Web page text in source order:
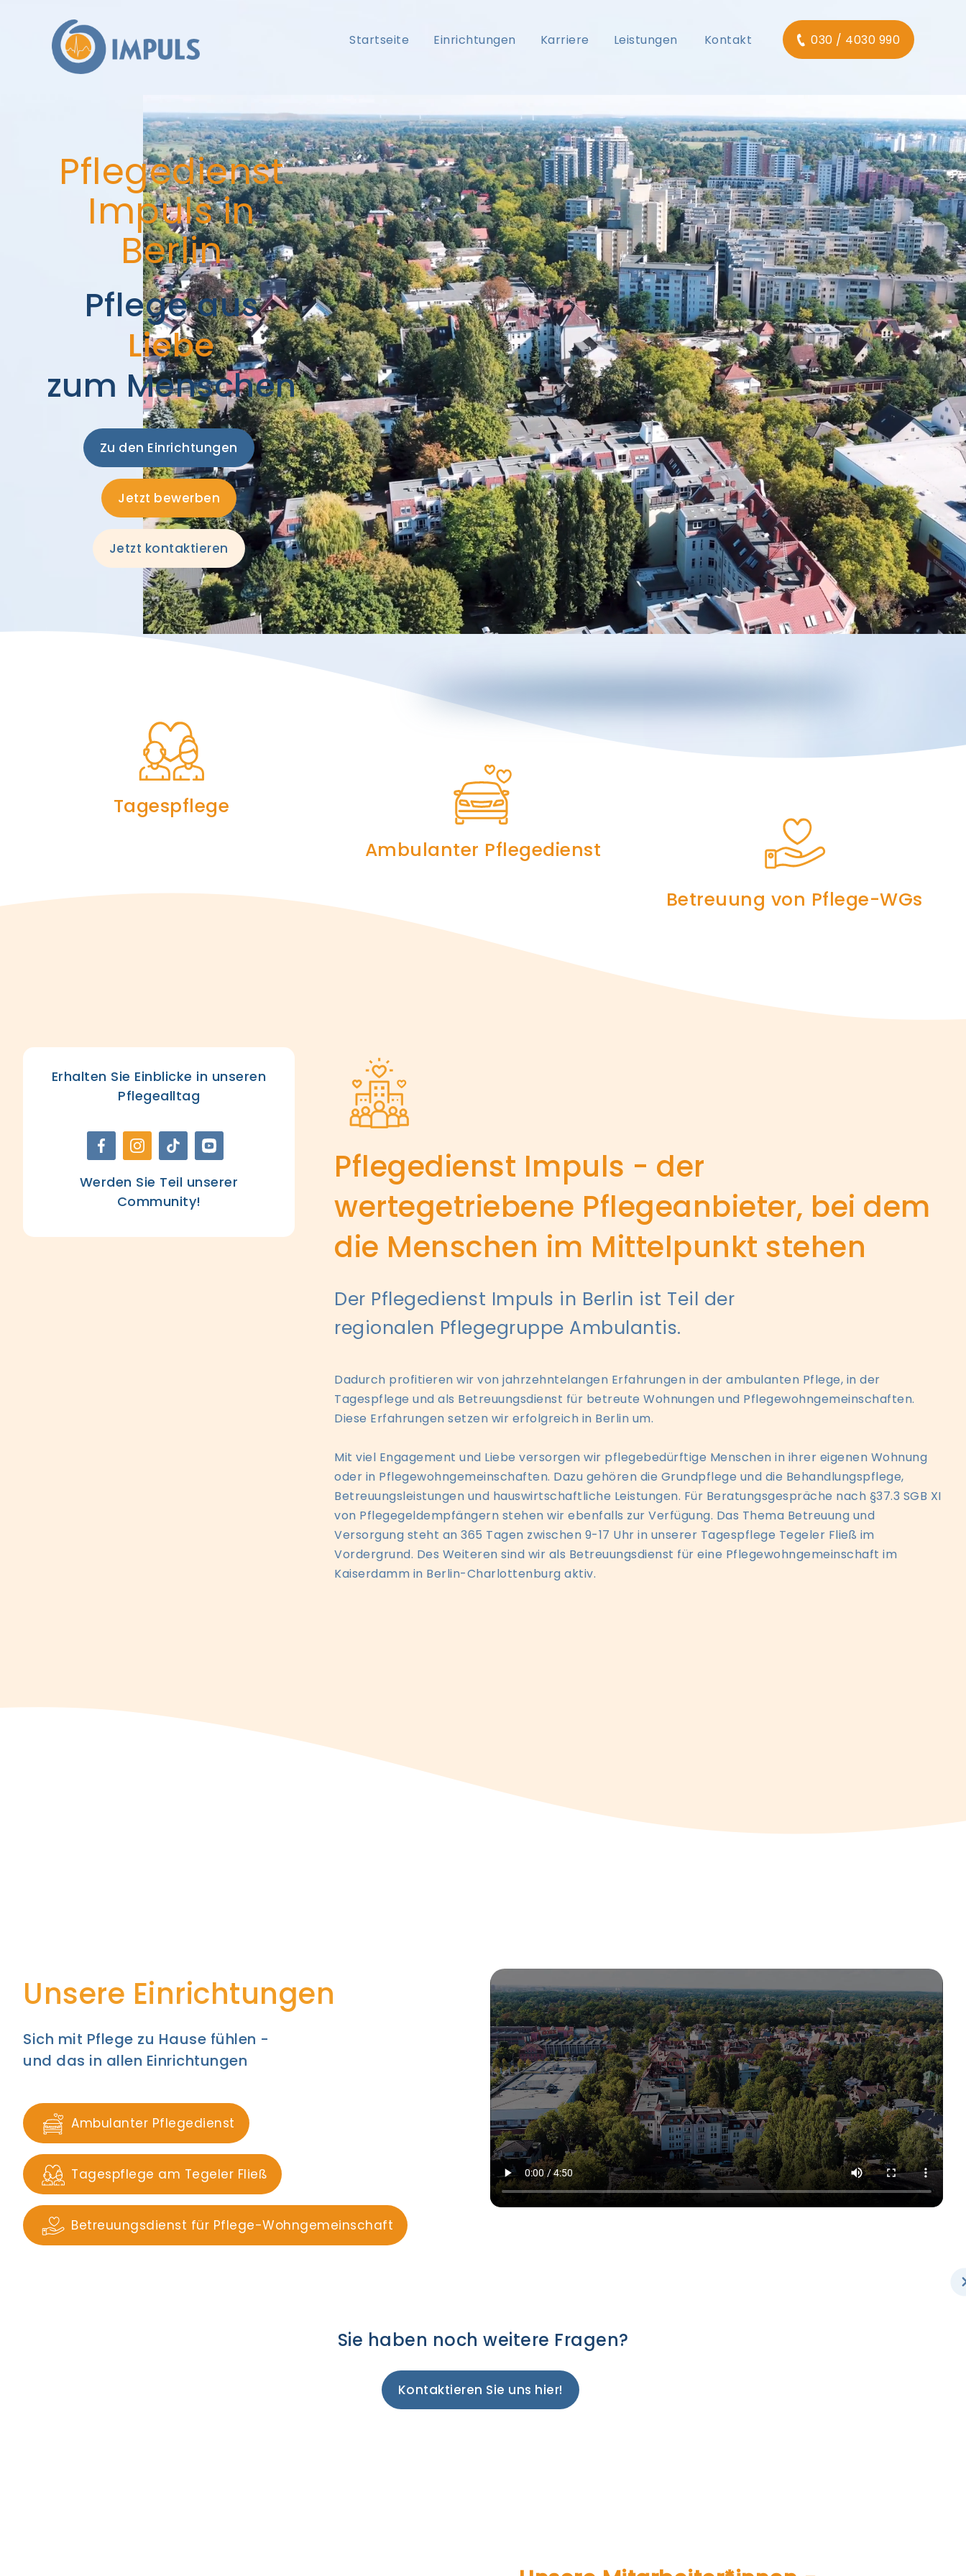
Startseite Einrichtungen Karriere Leistungen Kontakt 030 / 4030 990
Pflegedienst
Impuls in
Berlin
Pflege aus
Liebe
zum Menschen
Zu den Einrichtungen
Jetzt bewerben
Jetzt kontaktieren
Tagespflege
Ambulanter Pflegedienst
Betreuung von Pflege-WGs
Erhalten Sie Einblicke in unseren
Pflegealltag
Werden Sie Teil unserer
Community!
Pflegedienst Impuls - der
wertegetriebene Pflegeanbieter, bei dem
die Menschen im Mittelpunkt stehen
Der Pflegedienst Impuls in Berlin ist Teil der
regionalen Pflegegruppe Ambulantis.
Dadurch profitieren wir von jahrzehntelangen Erfahrungen in der ambulanten Pflege, in der
Tagespflege und als Betreuungsdienst für betreute Wohnungen und Pflegewohngemeinschaften.
Diese Erfahrungen setzen wir erfolgreich in Berlin um.
Mit viel Engagement und Liebe versorgen wir pflegebedürftige Menschen in ihrer eigenen Wohnung
oder in Pflegewohngemeinschaften. Dazu gehören die Grundpflege und die Behandlungspflege,
Betreuungsleistungen und hauswirtschaftliche Leistungen. Für Beratungsgespräche nach §37.3 SGB XI
von Pflegegeldempfängern stehen wir ebenfalls zur Verfügung. Das Thema Betreuung und
Versorgung steht an 365 Tagen zwischen 9-17 Uhr in unserer Tagespflege Tegeler Fließ im
Vordergrund. Des Weiteren sind wir als Betreuungsdienst für eine Pflegewohngemeinschaft im
Kaiserdamm in Berlin-Charlottenburg aktiv.
Unsere Einrichtungen
Sich mit Pflege zu Hause fühlen -
und das in allen Einrichtungen
Ambulanter Pflegedienst
Tagespflege am Tegeler Fließ
Betreuungsdienst für Pflege-Wohngemeinschaft
Sie haben noch weitere Fragen?
Kontaktieren Sie uns hier!